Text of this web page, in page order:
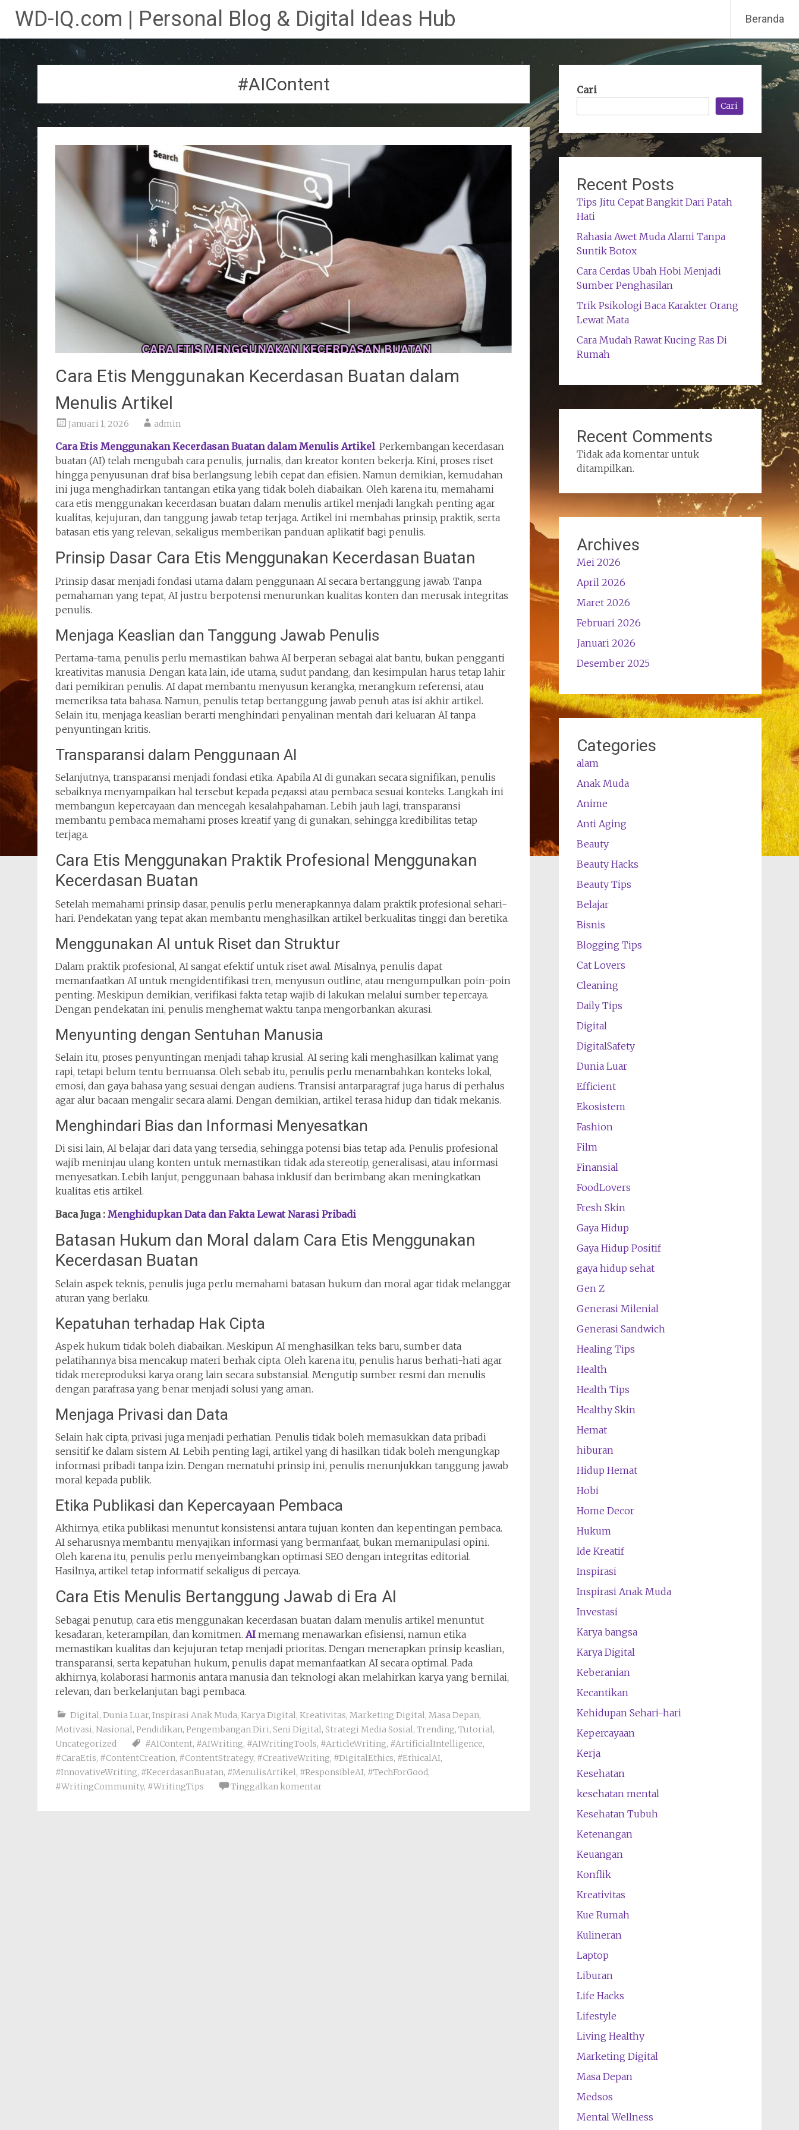
Lompat
konten
WD-IQ.com | Personal Blog & Digital Ideas Hub Beranda
#AIContent
Cara Etis Menggunakan Kecerdasan Buatan dalam
Menulis Artikel
Januari 1, 2026 admin
Cara Etis Menggunakan Kecerdasan Buatan dalam Menulis Artikel. Perkembangan kecerdasan
buatan (AI) telah mengubah cara penulis, jurnalis, dan kreator konten bekerja. Kini, proses riset
hingga penyusunan draf bisa berlangsung lebih cepat dan efisien. Namun demikian, kemudahan
ini juga menghadirkan tantangan etika yang tidak boleh diabaikan. Oleh karena itu, memahami
cara etis menggunakan kecerdasan buatan dalam menulis artikel menjadi langkah penting agar
kualitas, kejujuran, dan tanggung jawab tetap terjaga. Artikel ini membahas prinsip, praktik, serta
batasan etis yang relevan, sekaligus memberikan panduan aplikatif bagi penulis.
Prinsip Dasar Cara Etis Menggunakan Kecerdasan Buatan
Prinsip dasar menjadi fondasi utama dalam penggunaan AI secara bertanggung jawab. Tanpa
pemahaman yang tepat, AI justru berpotensi menurunkan kualitas konten dan merusak integritas
penulis.
Menjaga Keaslian dan Tanggung Jawab Penulis
Pertama-tama, penulis perlu memastikan bahwa AI berperan sebagai alat bantu, bukan pengganti
kreativitas manusia. Dengan kata lain, ide utama, sudut pandang, dan kesimpulan harus tetap lahir
dari pemikiran penulis. AI dapat membantu menyusun kerangka, merangkum referensi, atau
memeriksa tata bahasa. Namun, penulis tetap bertanggung jawab penuh atas isi akhir artikel.
Selain itu, menjaga keaslian berarti menghindari penyalinan mentah dari keluaran AI tanpa
penyuntingan kritis.
Transparansi dalam Penggunaan AI
Selanjutnya, transparansi menjadi fondasi etika. Apabila AI di gunakan secara signifikan, penulis
sebaiknya menyampaikan hal tersebut kepada редакsi atau pembaca sesuai konteks. Langkah ini
membangun kepercayaan dan mencegah kesalahpahaman. Lebih jauh lagi, transparansi
membantu pembaca memahami proses kreatif yang di gunakan, sehingga kredibilitas tetap
terjaga.
Cara Etis Menggunakan Praktik Profesional Menggunakan
Kecerdasan Buatan
Setelah memahami prinsip dasar, penulis perlu menerapkannya dalam praktik profesional sehari-
hari. Pendekatan yang tepat akan membantu menghasilkan artikel berkualitas tinggi dan beretika.
Menggunakan AI untuk Riset dan Struktur
Dalam praktik profesional, AI sangat efektif untuk riset awal. Misalnya, penulis dapat
memanfaatkan AI untuk mengidentifikasi tren, menyusun outline, atau mengumpulkan poin-poin
penting. Meskipun demikian, verifikasi fakta tetap wajib di lakukan melalui sumber tepercaya.
Dengan pendekatan ini, penulis menghemat waktu tanpa mengorbankan akurasi.
Menyunting dengan Sentuhan Manusia
Selain itu, proses penyuntingan menjadi tahap krusial. AI sering kali menghasilkan kalimat yang
rapi, tetapi belum tentu bernuansa. Oleh sebab itu, penulis perlu menambahkan konteks lokal,
emosi, dan gaya bahasa yang sesuai dengan audiens. Transisi antarparagraf juga harus di perhalus
agar alur bacaan mengalir secara alami. Dengan demikian, artikel terasa hidup dan tidak mekanis.
Menghindari Bias dan Informasi Menyesatkan
Di sisi lain, AI belajar dari data yang tersedia, sehingga potensi bias tetap ada. Penulis profesional
wajib meninjau ulang konten untuk memastikan tidak ada stereotip, generalisasi, atau informasi
menyesatkan. Lebih lanjut, penggunaan bahasa inklusif dan berimbang akan meningkatkan
kualitas etis artikel.
Baca Juga : Menghidupkan Data dan Fakta Lewat Narasi Pribadi
Batasan Hukum dan Moral dalam Cara Etis Menggunakan
Kecerdasan Buatan
Selain aspek teknis, penulis juga perlu memahami batasan hukum dan moral agar tidak melanggar
aturan yang berlaku.
Kepatuhan terhadap Hak Cipta
Aspek hukum tidak boleh diabaikan. Meskipun AI menghasilkan teks baru, sumber data
pelatihannya bisa mencakup materi berhak cipta. Oleh karena itu, penulis harus berhati-hati agar
tidak mereproduksi karya orang lain secara substansial. Mengutip sumber resmi dan menulis
dengan parafrasa yang benar menjadi solusi yang aman.
Menjaga Privasi dan Data
Selain hak cipta, privasi juga menjadi perhatian. Penulis tidak boleh memasukkan data pribadi
sensitif ke dalam sistem AI. Lebih penting lagi, artikel yang di hasilkan tidak boleh mengungkap
informasi pribadi tanpa izin. Dengan mematuhi prinsip ini, penulis menunjukkan tanggung jawab
moral kepada publik.
Etika Publikasi dan Kepercayaan Pembaca
Akhirnya, etika publikasi menuntut konsistensi antara tujuan konten dan kepentingan pembaca.
AI seharusnya membantu menyajikan informasi yang bermanfaat, bukan memanipulasi opini.
Oleh karena itu, penulis perlu menyeimbangkan optimasi SEO dengan integritas editorial.
Hasilnya, artikel tetap informatif sekaligus di percaya.
Cara Etis Menulis Bertanggung Jawab di Era AI
Sebagai penutup, cara etis menggunakan kecerdasan buatan dalam menulis artikel menuntut
kesadaran, keterampilan, dan komitmen. AI memang menawarkan efisiensi, namun etika
memastikan kualitas dan kejujuran tetap menjadi prioritas. Dengan menerapkan prinsip keaslian,
transparansi, serta kepatuhan hukum, penulis dapat memanfaatkan AI secara optimal. Pada
akhirnya, kolaborasi harmonis antara manusia dan teknologi akan melahirkan karya yang bernilai,
relevan, dan berkelanjutan bagi pembaca.
Digital, Dunia Luar, Inspirasi Anak Muda, Karya Digital, Kreativitas, Marketing Digital, Masa Depan,
Motivasi, Nasional, Pendidikan, Pengembangan Diri, Seni Digital, Strategi Media Sosial, Trending, Tutorial,
Uncategorized
#AIContent, #AIWriting, #AIWritingTools, #ArticleWriting, #ArtificialIntelligence,
#CaraEtis, #ContentCreation, #ContentStrategy, #CreativeWriting, #DigitalEthics, #EthicalAI,
#InnovativeWriting, #KecerdasanBuatan, #MenulisArtikel, #ResponsibleAI, #TechForGood,
#WritingCommunity, #WritingTips Tinggalkan komentar
Cari
Cari
Recent Posts
Tips Jitu Cepat Bangkit Dari Patah
Hati
Rahasia Awet Muda Alami Tanpa
Suntik Botox
Cara Cerdas Ubah Hobi Menjadi
Sumber Penghasilan
Trik Psikologi Baca Karakter Orang
Lewat Mata
Cara Mudah Rawat Kucing Ras Di
Rumah
Recent Comments
Tidak ada komentar untuk
ditampilkan.
Archives
Mei 2026
April 2026
Maret 2026
Februari 2026
Januari 2026
Desember 2025
Categories
alam
Anak Muda
Anime
Anti Aging
Beauty
Beauty Hacks
Beauty Tips
Belajar
Bisnis
Blogging Tips
Cat Lovers
Cleaning
Daily Tips
Digital
DigitalSafety
Dunia Luar
Efficient
Ekosistem
Fashion
Film
Finansial
FoodLovers
Fresh Skin
Gaya Hidup
Gaya Hidup Positif
gaya hidup sehat
Gen Z
Generasi Milenial
Generasi Sandwich
Healing Tips
Health
Health Tips
Healthy Skin
Hemat
hiburan
Hidup Hemat
Hobi
Home Decor
Hukum
Ide Kreatif
Inspirasi
Inspirasi Anak Muda
Investasi
Karya bangsa
Karya Digital
Keberanian
Kecantikan
Kehidupan Sehari-hari
Kepercayaan
Kerja
Kesehatan
kesehatan mental
Kesehatan Tubuh
Ketenangan
Keuangan
Konflik
Kreativitas
Kue Rumah
Kulineran
Laptop
Liburan
Life Hacks
Lifestyle
Living Healthy
Marketing Digital
Masa Depan
Medsos
Mental Wellness